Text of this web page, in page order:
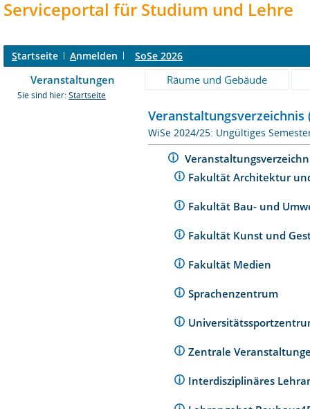
Serviceportal für Studium und Lehre
Startseite Anmelden SoSe 2026
Veranstaltungen Räume und Gebäude
Sie sind hier: Startseite
Veranstaltungsverzeichnis
WiSe 2024/25: Ungültiges
Fakultät Architektur
Fakultät Bau- und
Fakultät Kunst und
Fakultät Medien
Sprachenzentrum
Zentrale
Interdisziplinäres